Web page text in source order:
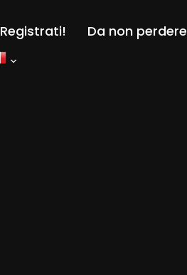
Registrati! Da non perdere